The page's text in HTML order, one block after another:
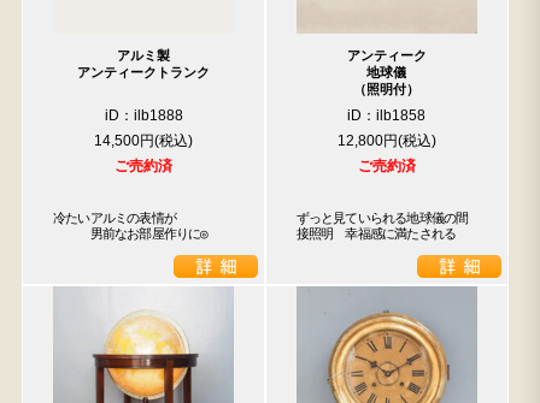
アルミ製
アンティークトランク
iD：ilb1888
14,500円
ご売約済
冷たいアルミの表情が
男前なお部屋作りに◎
アンティーク
地球儀
（照明付）
iD：ilb1858
12,800円
ご売約済
ずっと見ていられる地球儀の間
接照明　幸福感に満たされる